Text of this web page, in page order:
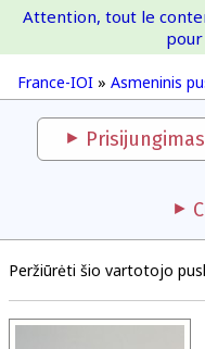
France-IOI » Asmeninis
Attention, tout le
pour
Prisijungimas
Peržiūrėti šio vartotojo